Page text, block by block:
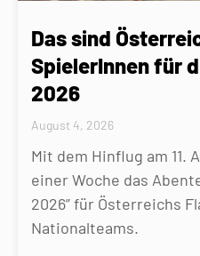
Das sind
SpielerInnen für
2026
August 4, 2026
Mit dem Hinflug am 11.
einer Woche das
2026” für Österreichs
Nationalteams.